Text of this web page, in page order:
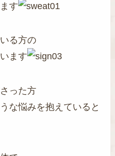
す
る方の
ます
った方
な悩みを抱えていると